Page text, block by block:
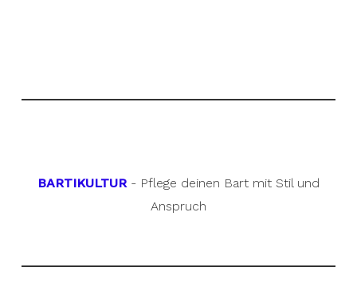
BARTIKULTUR- Pflege deinen Bart mit Stil und
Anspruch